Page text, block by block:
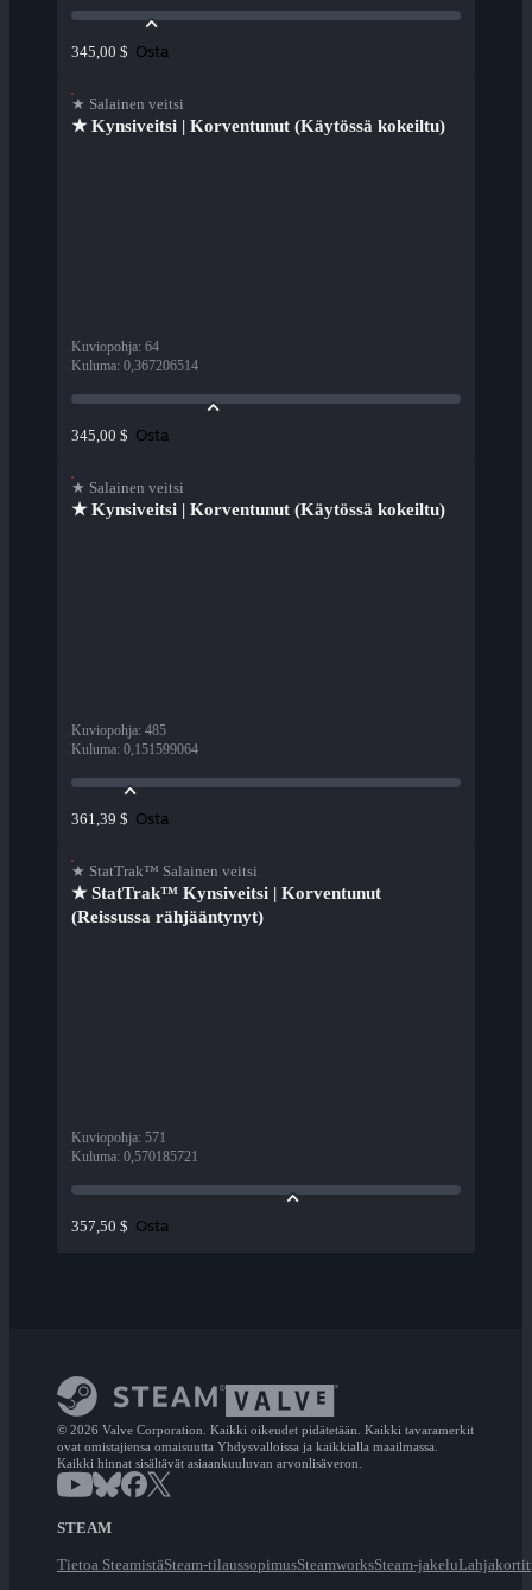
345,00 $ Osta
★ Salainen veitsi
★ Kynsiveitsi | Korventunut (Käytössä kokeiltu)
Kuviopohja: 64
Kuluma: 0,367206514
345,00 $ Osta
★ Salainen veitsi
★ Kynsiveitsi | Korventunut (Käytössä kokeiltu)
Kuviopohja: 485
Kuluma: 0,151599064
361,39 $ Osta
★ StatTrak™ Salainen veitsi
★ StatTrak™ Kynsiveitsi | Korventunut
(Reissussa rähjääntynyt)
Kuviopohja: 571
Kuluma: 0,570185721
357,50 $ Osta
© 2026 Valve Corporation. Kaikki oikeudet pidätetään. Kaikki tavaramerkit
ovat omistajiensa omaisuutta Yhdysvalloissa ja kaikkialla maailmassa.
Kaikki hinnat sisältävät asiaankuuluvan arvonlisäveron.
STEAM
Tietoa SteamistäSteam-tilaussopimusSteamworksSteam-jakeluLahjakortit